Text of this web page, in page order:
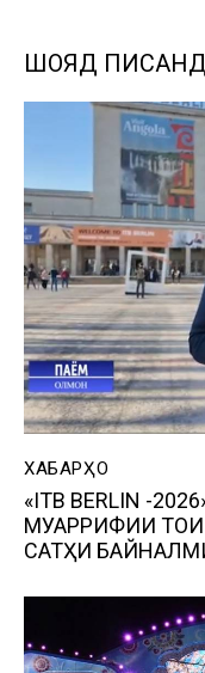
ШОЯД
ХАБАРҲО
«ITB BERLIN -
МУАРРИФИИ
САТҲИ